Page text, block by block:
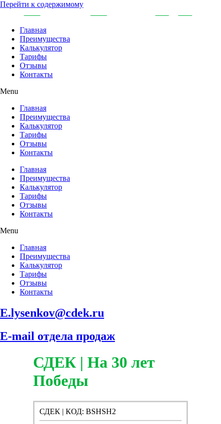
Перейти к содержимому
Главная
Преимущества
Калькулятор
Тарифы
Отзывы
Контакты
Menu
Главная
Преимущества
Калькулятор
Тарифы
Отзывы
Контакты
Главная
Преимущества
Калькулятор
Тарифы
Отзывы
Контакты
Menu
Главная
Преимущества
Калькулятор
Тарифы
Отзывы
Контакты
E.lysenkov@cdek.ru
E-mail отдела продаж
СДЕК | На 30 лет
Победы
СДЕК | КОД: BSHSH2